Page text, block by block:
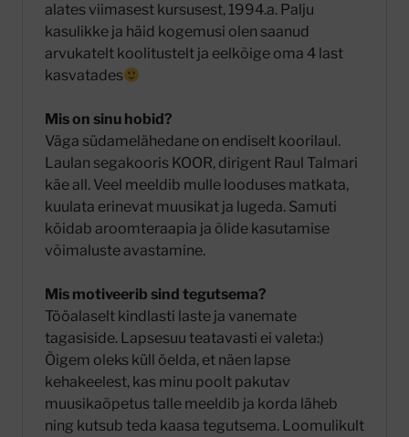
alates viimasest kursusest, 1994.a. Palju
kasulikke ja häid kogemusi olen saanud
arvukatelt koolitustelt ja eelkõige oma 4 last
kasvatades
Mis on sinu hobid?
Väga südamelähedane on endiselt koorilaul.
Laulan segakooris KOOR, dirigent Raul Talmari
käe all. Veel meeldib mulle looduses matkata,
kuulata erinevat muusikat ja lugeda. Samuti
köidab aroomteraapia ja õlide kasutamise
võimaluste avastamine.
Mis motiveerib sind tegutsema?
Tööalaselt kindlasti laste ja vanemate
tagasiside. Lapsesuu teatavasti ei valeta:)
Õigem oleks küll öelda, et näen lapse
kehakeelest, kas minu poolt pakutav
muusikaõpetus talle meeldib ja korda läheb
ning kutsub teda kaasa tegutsema. Loomulikult